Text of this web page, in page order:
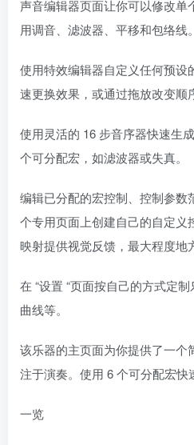
声音编辑器页面让你可以修改单
用调音、滤波器、平移和包络线。
使用特效编辑器自定义任何预设
速更换效果，或通过拖放改变顺
使用灵活的 16 步音序器快速生
个可分配宏，如滤波器或失真。
编辑已分配的宏控制、控制参数
个专用页面上创建自己的自定义
映射提供视觉反馈，最大程度地
在 “设置 “页面按自己的方式定
曲线等。
该乐器的主页面为你提供了一个
注于演奏。使用 6 个可分配宏快
一览